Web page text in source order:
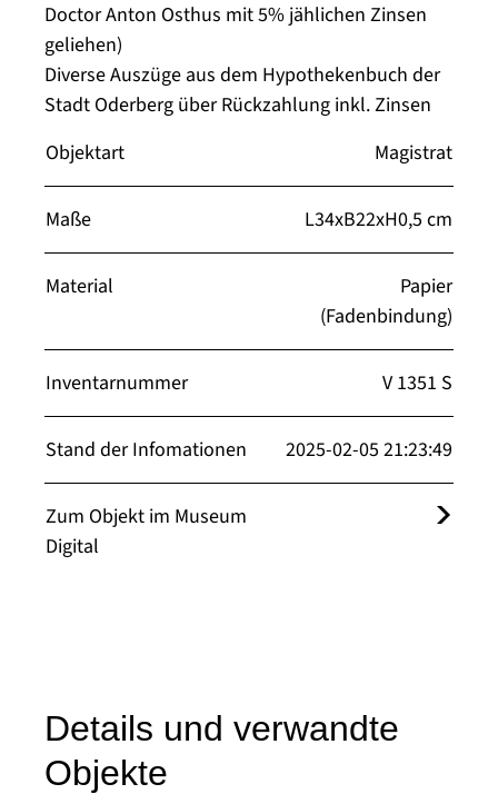
Doctor Anton Osthus mit 5% jählichen Zinsen
geliehen)
Diverse Auszüge aus dem Hypothekenbuch der
Stadt Oderberg über Rückzahlung inkl. Zinsen
Objektart
Magistrat
Maße L34xB22xH0,5 cm
Material
Papier
(Fadenbindung)
Inventarnummer V 1351 S
Stand der Infomationen 2025-02-05 21:23:49
Zum Objekt im Museum
Digital
Details und verwandte
Objekte